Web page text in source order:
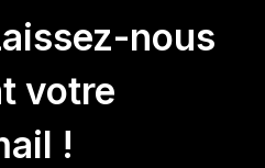
nous
votre
!